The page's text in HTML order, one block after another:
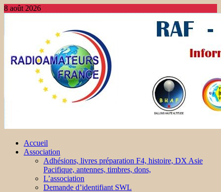
8 août 2026
Accueil
Association
Adhésions, livres préparation F4, histoire, DX Asie
Pacifique, antennes, timbres, dons,
L’association
Demande d’identifiant SWL